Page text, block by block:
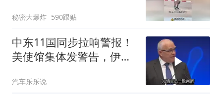
秘密大爆炸 590跟贴
中东11国同步拉响警报！
美使馆集体发警告，伊朗
汽车乐乐说